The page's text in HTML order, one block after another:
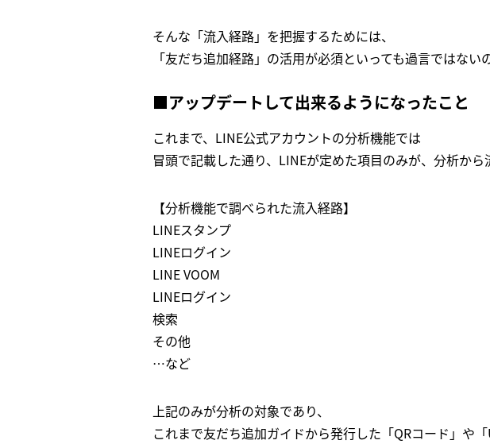
そんな「流入経路」を把握するためには、
「友だち追加経路」の活用が必須といっても過言ではない
■アップデートして出来るようになったこと
これまで、LINE公式アカウントの分析機能では
冒頭で記載した通り、LINEが定めた項目のみが、分析から
【分析機能で調べられた流入経路】
LINEスタンプ
LINEログイン
LINE VOOM
LINEログイン
検索
その他
…など
上記のみが分析の対象であり、
これまで友だち追加ガイドから発行した「QRコード」や「